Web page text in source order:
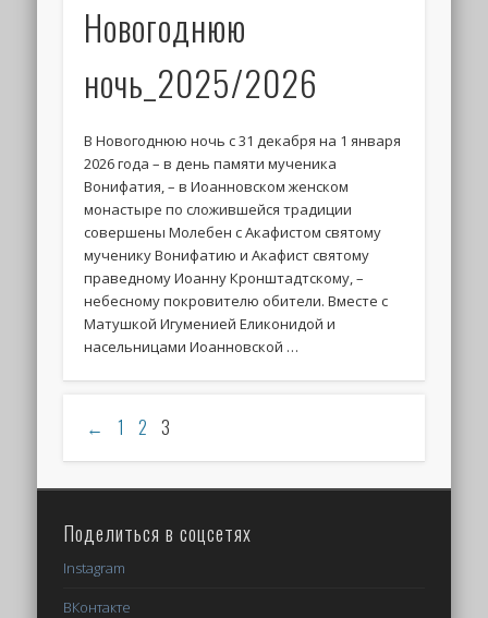
Новогоднюю
ночь_2025/2026
В Новогоднюю ночь с 31 декабря на 1 января
2026 года – в день памяти мученика
Вонифатия, – в Иоанновском женском
монастыре по сложившейся традиции
совершены Молебен с Акафистом святому
мученику Вонифатию и Акафист святому
праведному Иоанну Кронштадтскому, –
небесному покровителю обители. Вместе с
Матушкой Игуменией Еликонидой и
насельницами Иоанновской …
← 1 2 3
Поделиться в соцсетях
Instagram
ВКонтакте